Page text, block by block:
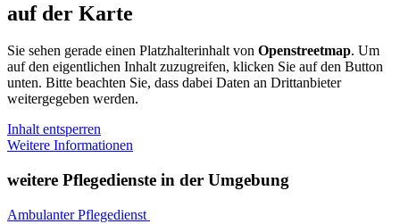
auf der Karte
Sie sehen gerade einen Platzhalterinhalt von Openstreetmap. Um
auf den eigentlichen Inhalt zuzugreifen, klicken Sie auf den Button
unten. Bitte beachten Sie, dass dabei Daten an Drittanbieter
weitergegeben werden.
Inhalt entsperren
Weitere Informationen
weitere Pflegedienste in der Umgebung
Ambulanter Pflegedienst